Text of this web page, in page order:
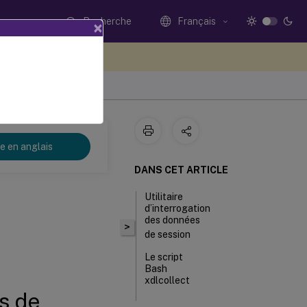
Recherche Français
en anglais
de
>
DANS CET ARTICLE
Utilitaire
d’interrogation
des données
de session
Le script
Bash
xdlcollect
×